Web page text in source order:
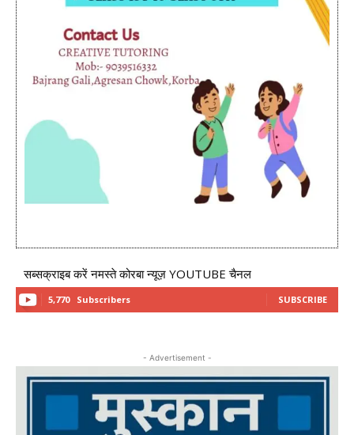
सब्सक्राइब करें नमस्ते कोरबा न्यूज़ YOUTUBE चैनल
5,770 Subscribers SUBSCRIBE
- Advertisement -